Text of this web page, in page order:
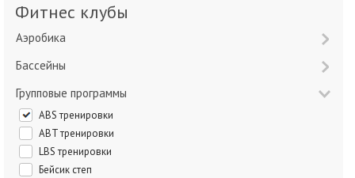
Фитнес клубы
Аэробика
Бассейны
Групповые программы
ABS тренировки
ABT тренировки
LBS тренировки
Бейсик степ